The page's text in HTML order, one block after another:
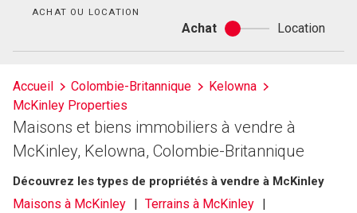
ACHAT OU LOCATION
Achat
Achat
ou
Location
Accueil Colombie-Britannique
Kelowna
McKinley Properties
Maisons et biens immobiliers à vendre à
McKinley, Kelowna, Colombie-Britannique
Découvrez les types de propriétés à vendre à McKinley
Maisons à McKinley
Terrains à McKinley